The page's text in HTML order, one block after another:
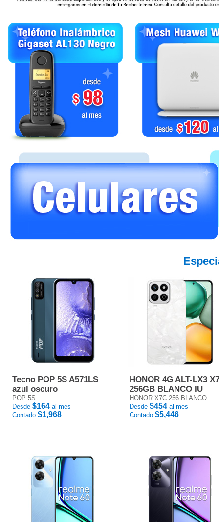
Tecno POP 5S A571LS
azul oscuro
POP 5S
Desde $164 al mes
Contado $1,968
HONOR 4G ALT-LX3
256GB BLANCO IU
HONOR X7C 256 BLANCO
Desde $454 al mes
Contado $5,446